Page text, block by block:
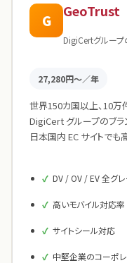
G
GeoTrust
DigiCertグループ
27,280円〜／年
世界150カ国以上、10万
DigiCert グループのブラ
日本国内 EC サイトでも
DV / OV / EV 全グ
高いモバイル対応率
サイトシール対応
中堅企業のコーポレ